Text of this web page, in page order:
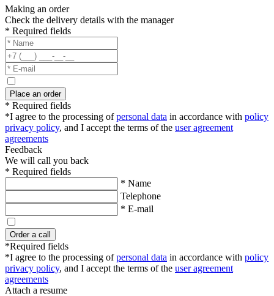
Making an order
Check the delivery details with the manager
* Required fields
Place an order
* Required fields
*I agree to the processing ofpersonal data in accordance with policy
privacy policy, and I accept the terms of the user agreement
agreements
Feedback
We will call you back
* Required fields
* Name
Telephone
* E-mail
Order a call
*Required fields
*I agree to the processing ofpersonal data in accordance with policy
privacy policy, and I accept the terms of the user agreement
agreements
Attach a resume